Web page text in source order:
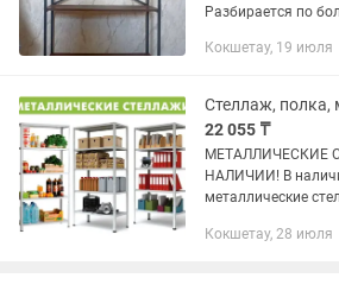
Разбирается по
будет тоже забрать
Кокшетау, 19 июля
Стеллаж, полка,
22 055 ₸
МЕТАЛЛИЧЕСКИЕ
НАЛИЧИИ! В наличии разнообразные
металлические
магазина.Стелаж,
Кокшетау, 28 июля